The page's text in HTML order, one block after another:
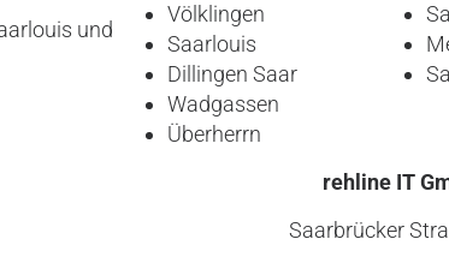
und
Völklingen
Saarlouis
Dillingen Saar
Wadgassen
Überherrn
rehline IT
Saarbrücker